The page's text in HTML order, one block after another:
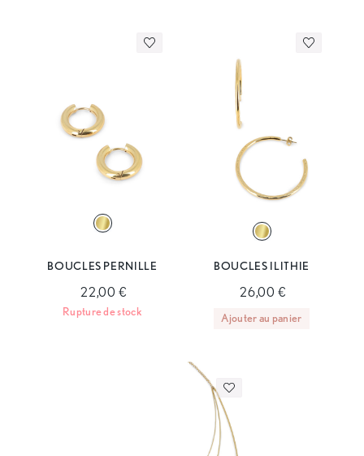
BOUCLES PERNILLE
22,00 €
Rupture de stock
BOUCLES ILITHIE
26,00 €
Ajouter au panier